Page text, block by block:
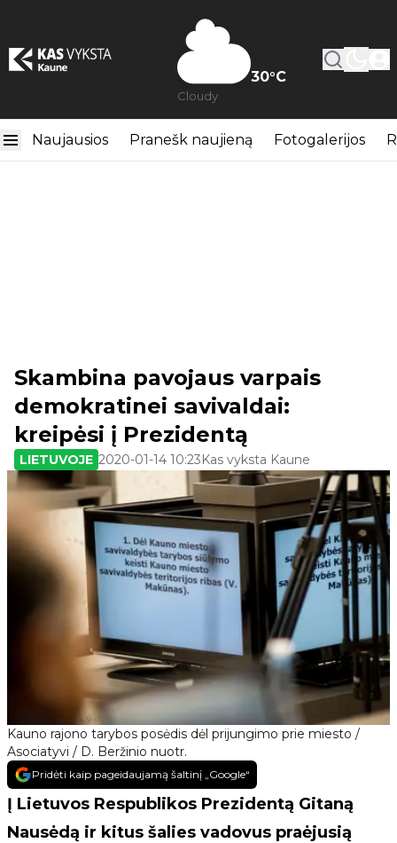
30°C
Cloudy
Naujausios Pranešk naujieną Fotogalerijos
Kauno rajono tarybos posėdis dėl prijungimo prie miesto /
Asociatyvi / D. Beržinio nuotr.
Skambina pavojaus varpais
demokratinei savivaldai:
kreipėsi į Prezidentą
LIETUVOJE 2020-01-14 10:23Kas vyksta Kaune
Pridėti kaip pageidaujamą šaltinį „Google“
Į Lietuvos Respublikos Prezidentą Gitaną
Nausėdą ir kitus šalies vadovus praėjusią